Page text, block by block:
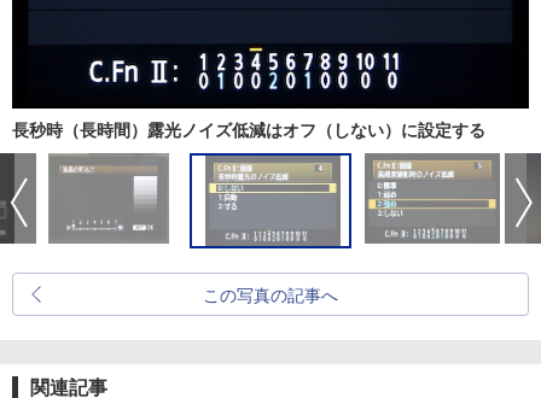
長秒時（長時間）露光ノイズ低減はオフ（しない）に設定する
この写真の記事へ
関連記事